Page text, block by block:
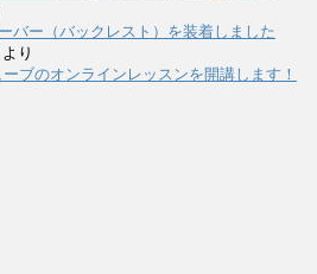
バー（バックレスト）を装着しました
より
ブのオンラインレッスンを開講します！